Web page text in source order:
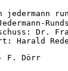
Dr.
Harald
- F. Dörr